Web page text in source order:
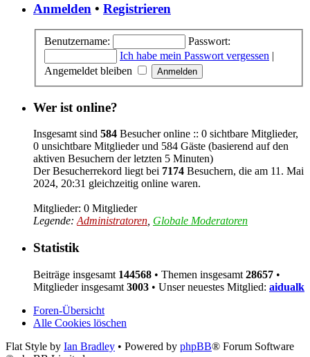
Anmelden • Registrieren
Benutzername:
Passwort:
Ich habe mein Passwort vergessen |
Angemeldet bleiben
Wer ist online?
Insgesamt sind 584 Besucher online :: 0 sichtbare Mitglieder,
0 unsichtbare Mitglieder und 584 Gäste (basierend auf den
aktiven Besuchern der letzten 5 Minuten)
Der Besucherrekord liegt bei 7174 Besuchern, die am 11. Mai
2024, 20:31 gleichzeitig online waren.
Mitglieder: 0 Mitglieder
Legende: Administratoren Globale Moderatoren
Statistik
Beiträge insgesamt 144568 • Themen insgesamt 28657 •
Mitglieder insgesamt 3003 • Unser neuestes Mitglied: aidualk
Foren-Übersicht
Alle Cookies löschen
Flat Style by Ian Bradley • Powered by phpBB® Forum Software